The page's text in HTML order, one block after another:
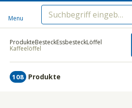
Menu
ProdukteBesteckEssbesteckLöffel
Kaffeelöffel
108 Produkte